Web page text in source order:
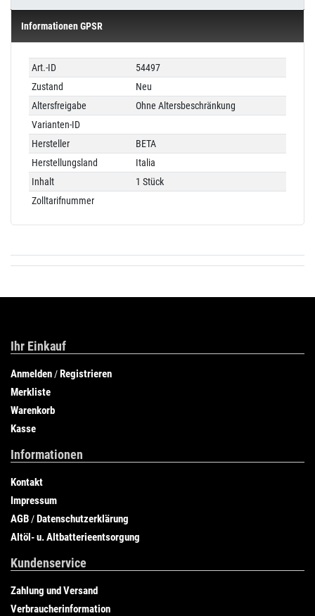
Informationen GPSR
Technisches
Merkmal
Wert
Art.-ID
54497
Zustand
Neu
Altersfreigabe
Ohne Altersbeschränkung
Varianten-ID
Hersteller
BETA
Herstellungsland
Italia
Inhalt
1 Stück
Zolltarifnummer
Ihr Einkauf
Anmelden /Registrieren
Merkliste
Warenkorb
Kasse
Informationen
Kontakt
Impressum
AGB /Datenschutzerklärung
Altöl- u. Altbatterieentsorgung
Kundenservice
Zahlung und Versand
Verbraucherinformation